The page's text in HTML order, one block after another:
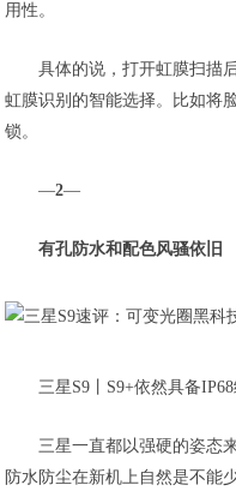
用性。
具体的说，打开虹膜扫描
虹膜识别的智能选择。比如将
锁。
—2—
有孔防水和配色风骚依旧
三星S9丨S9+依然具备
三星一直都以强硬的姿态
防水防尘在新机上自然是不能